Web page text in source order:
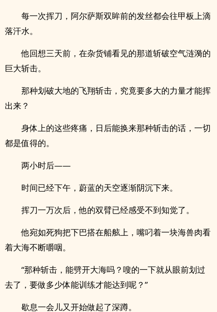
每一次挥刀，阿尔萨斯双眸前的发丝都会往甲板上滴
落汗水。
他回想三天前，在杂货铺看见的那道斩破空气涟漪的
巨大斩击。
那种划破大地的飞翔斩击，究竟要多大的力量才能挥
出来？
身体上的这些疼痛，日后能换来那种斩击的话，一切
都是值得的。
两小时后——
时间已经下午，蔚蓝的天空逐渐阴沉下来。
挥刀一万次后，他的双臂已经感受不到知觉了。
他宛如死狗把下巴搭在船舷上，嘴叼着一块海兽肉看
着大海不断嚼咽。
“那种斩击，能劈开大海吗？嗖的一下就从眼前划过
去了，要做多少体能训练才能达到呢？”
歇息一会儿又开始做起了深蹲。